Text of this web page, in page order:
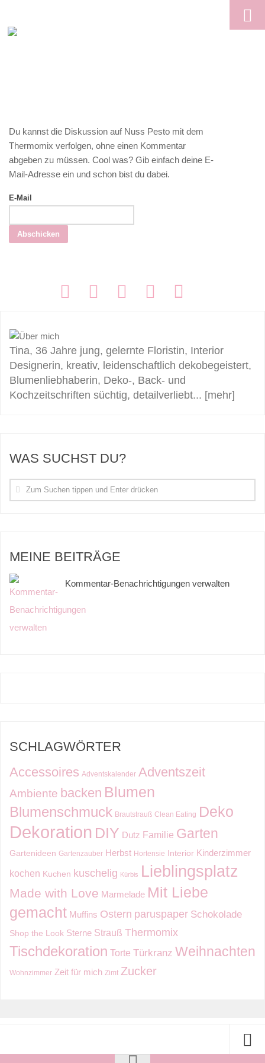
Du kannst die Diskussion auf Nuss Pesto mit dem
Thermomix verfolgen, ohne einen Kommentar
abgeben zu müssen. Cool was? Gib einfach deine E-
Mail-Adresse ein und schon bist du dabei.
E-Mail
Tina, 36 Jahre jung, gelernte Floristin, Interior
Designerin, kreativ, leidenschaftlich dekobegeistert,
Blumenliebhaberin, Deko-, Back- und
Kochzeitschriften süchtig, detailverliebt... [mehr]
WAS SUCHST DU?
MEINE BEITRÄGE
Kommentar-Benachrichtigungen verwalten
SCHLAGWÖRTER
Accessoires Adventskalender Adventszeit
Ambiente backen Blumen
Blumenschmuck Brautstrauß Clean Eating Deko
Dekoration DIY Dutz Familie Garten
Gartenideen Gartenzauber Herbst Hortensie Interior Kinderzimmer
kochen Kuchen kuschelig Kürbis Lieblingsplatz
Made with Love Marmelade Mit Liebe
gemacht Muffins Ostern paruspaper Schokolade
Shop the Look Sterne Strauß Thermomix
Tischdekoration Torte Türkranz Weihnachten
Wohnzimmer Zeit für mich Zimt Zucker